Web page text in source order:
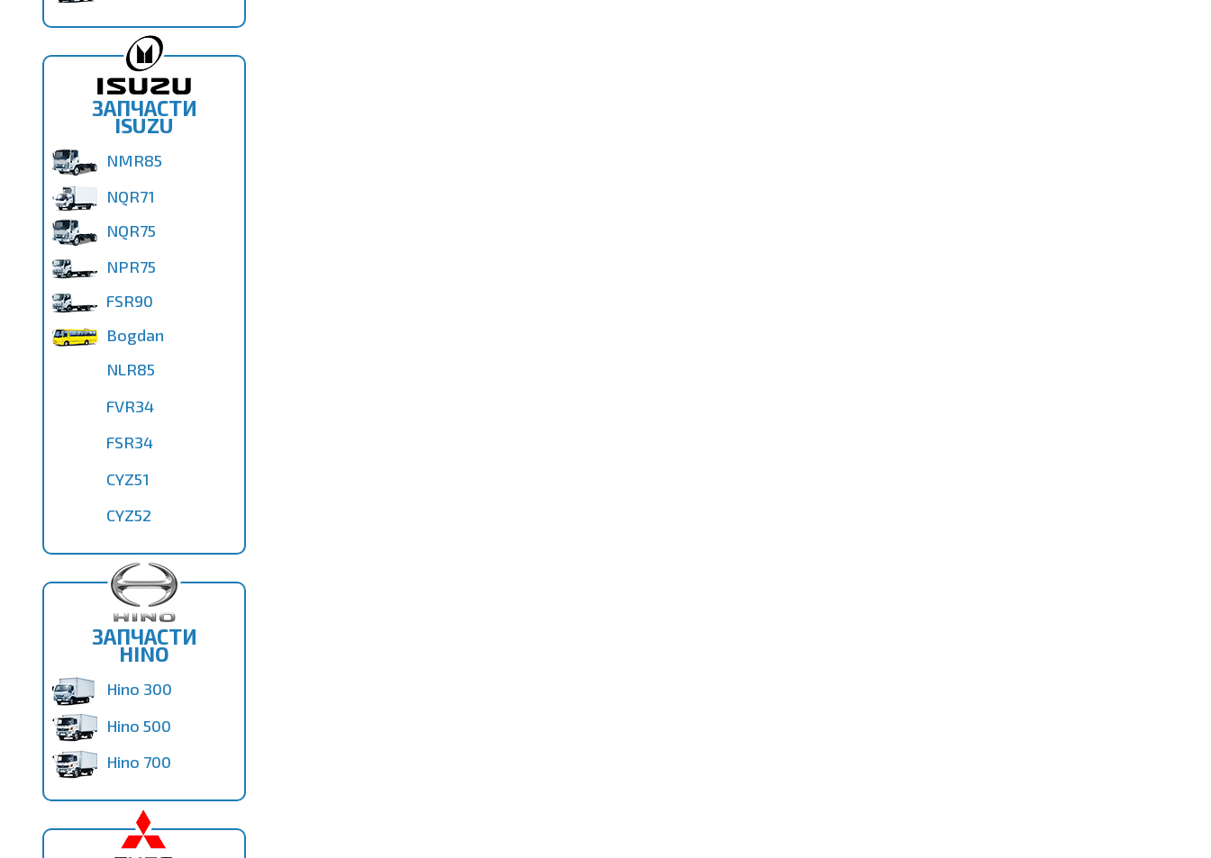
ЗАПЧАСТИ
ISUZU
NMR85
NQR71
NQR75
NPR75
FSR90
Bogdan
NLR85
FVR34
FSR34
CYZ51
CYZ52
ЗАПЧАСТИ
HINO
Hino 300
Hino 500
Hino 700